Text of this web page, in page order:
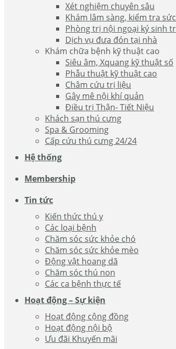
Xét nghiệm chuyên sâu
Khám lâm sàng, kiểm tra
Phòng trị nội ngoại ký sinh
Dịch vụ đưa đón tại nhà
Khám chữa bệnh kỹ thuật cao
Siêu âm, Xquang kỹ thuật số
Phẫu thuật kỹ thuật cao
Châm cứu trị liệu
Gây mê nội khí quản
Điều trị Thận- Tiết Niệu
Khách sạn thú cưng
Spa & Grooming
Cấp cứu thú cưng 24/24
Hệ thống
Membership
Tin tức
Kiến thức thú y
Các loại bệnh
Chăm sóc sức khỏe chó
Chăm sóc sức khỏe mèo
Động vật hoang dã
Chăm sóc thú non
Các ca bệnh thực tế
Hoạt động – Sự kiện
Hoạt động cộng đồng
Hoạt động nội bộ
Ưu đãi Khuyến mãi